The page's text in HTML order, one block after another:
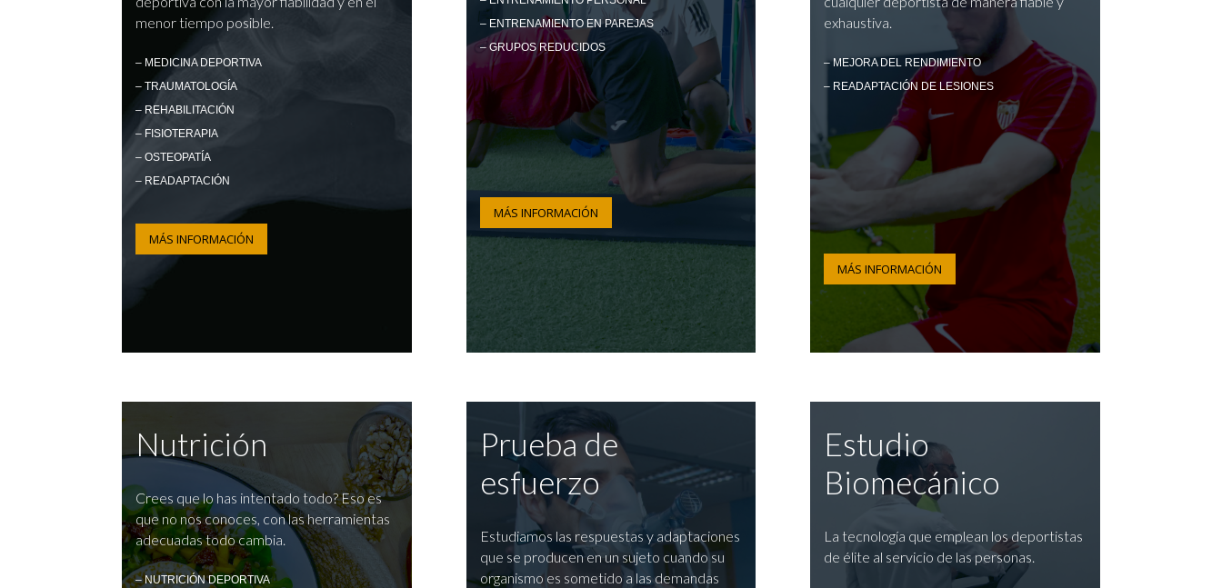
menor tiempo posible.
– MEDICINA DEPORTIVA
– TRAUMATOLOGÍA
– REHABILITACIÓN
– FISIOTERAPIA
– OSTEOPATÍA
– READAPTACIÓN
MÁS INFORMACIÓN
– ENTRENAMIENTO EN PAREJAS
– GRUPOS REDUCIDOS
MÁS INFORMACIÓN
exhaustiva.
– MEJORA DEL RENDIMIENTO
– READAPTACIÓN DE LESIONES
MÁS INFORMACIÓN
Nutrición
Crees que lo has intentado todo? Eso es
que no nos conoces, con las herramientas
adecuadas todo cambia.
– NUTRICIÓN DEPORTIVA
Prueba de
esfuerzo
Estudiamos las respuestas y adaptaciones
que se producen en un sujeto cuando su
organismo es sometido a las demandas
Estudio
Biomecánico
La tecnología que emplean los deportistas
de élite al servicio de las personas.